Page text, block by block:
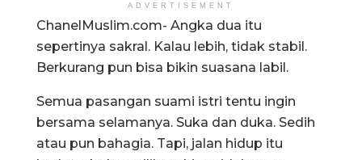
ADVERTISEMENT
ChanelMuslim.com- Angka dua itu
sepertinya sakral. Kalau lebih, tidak stabil.
Berkurang pun bisa bikin suasana labil.
Semua pasangan suami istri tentu ingin
bersama selamanya. Suka dan duka. Sedih
atau pun bahagia. Tapi, jalan hidup itu